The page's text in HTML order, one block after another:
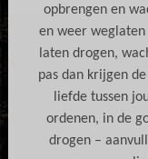
opbrengen en
en weer
laten drogen,
pas dan krijgen
liefde tussen
ordenen, in de
drogen –